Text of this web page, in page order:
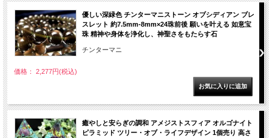
優しい深緑色 チンターマニストーン オブシディアン ブレ
スレット 約7.5mm-8mm×24珠前後 願いを叶える 如意宝
珠 精神や身体を浄化し、神聖さをもたらす石
チンターマニ
価格： 2,277円(税込)
癒やしと安らぎの調和 アメジストスフィア オルゴナイト
ピラミッド ツリー・オブ・ライフデザイン 1個売り 高さ